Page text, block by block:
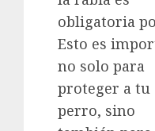
obligatoria
Esto es
no solo para
proteger a tu
perro, sino